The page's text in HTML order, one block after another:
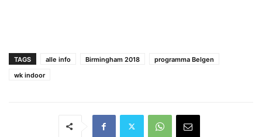
TAGS alle info Birmingham 2018
programma Belgen
wk indoor